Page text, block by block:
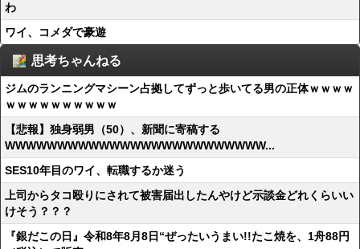
わ
ワイ、コメダで豪遊
思考ちゃんねる
ジムのランニングマシーン占拠してずっと歩いてる男の正体ｗｗｗｗ
ｗｗｗｗｗｗｗｗｗｗ
【悲報】独身弱男（50）、新聞に寄稿する
WWWWWWWWWWWWWWWWWWWWWWWWW...
SES10年目のワイ、転職するか迷う
上司からタコ殴りにされて被害届出したんやけど示談金どれくらいい
けそう？？？
『銀だこの日』令和8年8月8日“ぜったいうまい!!たこ焼を、1舟88円